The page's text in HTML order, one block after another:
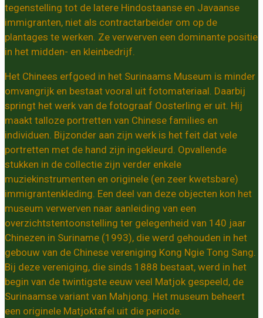
tegenstelling tot de latere Hindostaanse en Javaanse
immigranten, niet als contractarbeider om op de
plantages te werken. Ze verwerven een dominante positie
in het midden- en kleinbedrijf.
Het Chinees erfgoed in het Surinaams Museum is minder
omvangrijk en bestaat vooral uit fotomateriaal. Daarbij
springt het werk van de fotograaf Oosterling er uit. Hij
maakt talloze portretten van Chinese families en
individuen. Bijzonder aan zijn werk is het feit dat vele
portretten met de hand zijn ingekleurd. Opvallende
stukken in de collectie zijn verder enkele
muziekinstrumenten en originele (en zeer kwetsbare)
immigrantenkleding. Een deel van deze objecten kon het
museum verwerven naar aanleiding van een
overzichtstentoonstelling ter gelegenheid van 140 jaar
Chinezen in Suriname (1993), die werd gehouden in het
gebouw van de Chinese vereniging Kong Ngie Tong Sang.
Bij deze vereniging, die sinds 1888 bestaat, werd in het
begin van de twintigste eeuw veel Matjok gespeeld, de
Surinaamse variant van Mahjong. Het museum beheert
een originele Matjoktafel uit die periode.